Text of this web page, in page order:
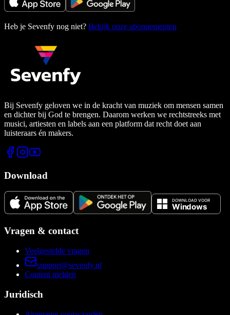
Heb je Sevenfy nog niet? Bekijk onze abonnementen
Bij Sevenfy geloven we in de kracht van muziek om mensen samen
en dichter bij God te brengen. Daarom werken we rechtstreeks met
musici, artiesten en labels aan een platform dat recht doet aan
luisteraars én makers.
Download
Vragen & contact
Veelgestelde vragen
support@sevenfy.nl
Content melden
Juridisch